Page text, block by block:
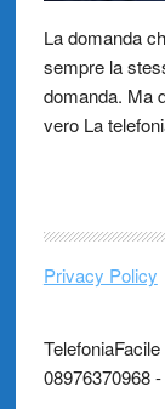
La domanda
sempre la
domanda. Ma
vero La
Privacy Policy
08976370968